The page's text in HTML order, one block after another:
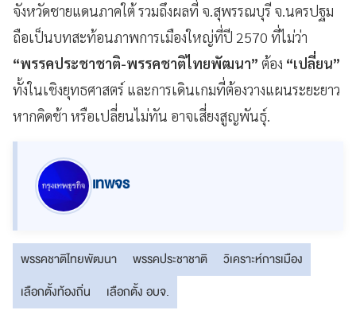
จังหวัดชายแดนภาคใต้ รวมถึงผลที่ จ.สุพรรณบุรี จ.นครปฐม
ถือเป็นบทสะท้อนภาพการเมืองใหญ่ที่ปี 2570 ที่ไม่ว่า
“พรรคประชาชาติ-พรรคชาติไทยพัฒนา” ต้อง “เปลี่ยน”
ทั้งในเชิงยุทธศาสตร์ และการเดินเกมที่ต้องวางแผนระยะยาว
หากคิดช้า หรือเปลี่ยนไม่ทัน อาจเสี่ยงสูญพันธุ์.
เทพจร
พรรคชาติไทยพัฒนา พรรคประชาชาติ
วิเคราะห์การเมือง
เลือกตั้งท้องถิ่น
เลือกตั้ง อบจ.